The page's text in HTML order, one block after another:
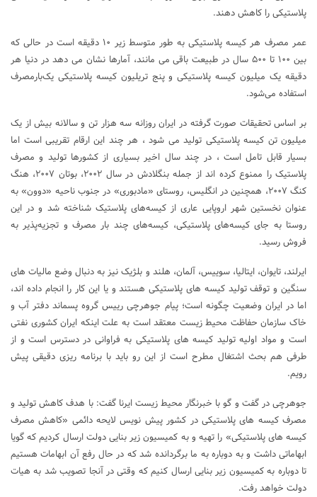
پلاستیکی را کاهش دهند.
عمر مصرف هر کیسه پلاستیکی به‌ طور متوسط زیر ۱۰ دقیقه است در حالی که
بین ۱۰۰ تا ۵۰۰ سال در طبیعت باقی می مانند، آمارها نشان می دهد در دنیا هر
دقیقه یک‌ میلیون کیسه پلاستیکی و پنج تریلیون کیسه پلاستیکی یک‌بارمصرف
استفاده می‌شود.
بر اساس تحقیقات صورت گرفته در ایران روزانه سه هزار تن و سالانه بیش از یک
میلیون تن کیسه پلاستیکی تولید می شود ، هر چند این ارقام تقریبی است اما
بسیار قابل تامل است ، در چند سال اخیر بسیاری از کشورها تولید و مصرف
پلاستیک را ممنوع کرده اند از جمله بنگلادش در سال ۲۰۰۲، بوتان ۲۰۰۷، هنگ
کنگ ۲۰۰۷، همچنین در انگلیس، روستای «مادبوری» در جنوب ناحیه «دوون» به
عنوان نخستین شهر اروپایی عاری از کیسه‌های پلاستیک شناخته شد و در این
روستا به جای کیسه‌های پلاستیکی،‌ کیسه‌های چند بار مصرف و تجزیه‌پذیر به
فروش رسید.
ایرلند، تایوان، ایتالیا، سوییس، آلمان، هلند و بلژیک نیز به دنبال وضع مالیات های
سنگین و توقف تولید کیسه های پلاستیکی هستند و یا این کار را انجام داده اند،
اما در ایران وضعیت چگونه است؛ پیام جوهرچی رییس گروه پسماند دفتر آب و
خاک سازمان حفاظت محیط زیست معتقد است به علت اینکه ایران کشوری نفتی
است و مواد اولیه تولید کیسه های پلاستیکی به فراوانی در دسترس است و از
طرفی هم بحث اشتغال مطرح است از این رو باید با برنامه ریزی دقیقی پیش
رویم.
جوهرچی در گفت و گو با خبرنگار محیط زیست ایرنا گفت: با هدف کاهش تولید و
مصرف کیسه های پلاستیکی در کشور پیش نویس لایحه دائمی «کاهش مصرف
کیسه های پلاستیکی» را تهیه و به کمیسیون زیر بنایی دولت ارسال کردیم که گویا
ابهاماتی داشت و به دوباره به ما برگردانده شد که در حال رفع آن ابهامات هستیم
تا دوباره به کمیسیون زیر بنایی ارسال کنیم که وقتی در آنجا تصویب شد به هیات
دولت خواهد رفت.